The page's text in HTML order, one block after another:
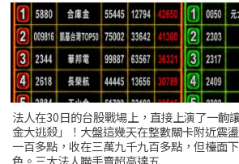
法人在30日的台股戰場上，直接上演了一齣
金大逃殺」！大盤這幾天在整數關卡附近震
一百多點，收在三萬九千九百多點，但檯面
色。三大法人聯手賣超高達五